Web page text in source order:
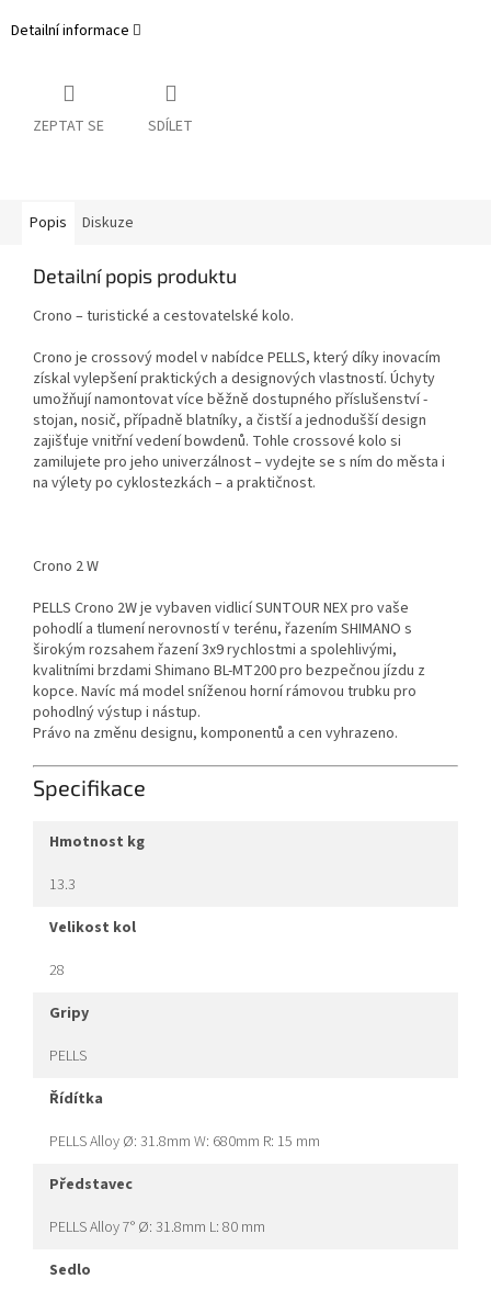
Detailní informace
ZEPTAT SE SDÍLET
Popis Diskuze
Detailní popis produktu
Crono – turistické a cestovatelské kolo.
Crono je crossový model v nabídce PELLS, který díky inovacím
získal vylepšení praktických a designových vlastností. Úchyty
umožňují namontovat více běžně dostupného příslušenství -
stojan, nosič, případně blatníky, a čistší a jednodušší design
zajišťuje vnitřní vedení bowdenů. Tohle crossové kolo si
zamilujete pro jeho univerzálnost – vydejte se s ním do města i
na výlety po cyklostezkách – a praktičnost.
Crono 2 W
PELLS Crono 2W je vybaven vidlicí SUNTOUR NEX pro vaše
pohodlí a tlumení nerovností v terénu, řazením SHIMANO s
širokým rozsahem řazení 3x9 rychlostmi a spolehlivými,
kvalitními brzdami Shimano BL-MT200 pro bezpečnou jízdu z
kopce. Navíc má model sníženou horní rámovou trubku pro
pohodlný výstup i nástup.
Právo na změnu designu, komponentů a cen vyhrazeno.
Specifikace
hmotnost kg
13.3
velikost kol
28
gripy
PELLS
řídítka
PELLS Alloy Ø: 31.8mm W: 680mm R: 15 mm
představec
PELLS Alloy 7° Ø: 31.8mm L: 80 mm
sedlo